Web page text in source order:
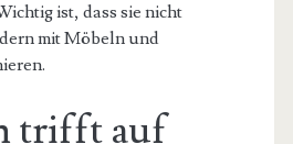
ist, dass sie nicht
mit Möbeln und
trifft auf